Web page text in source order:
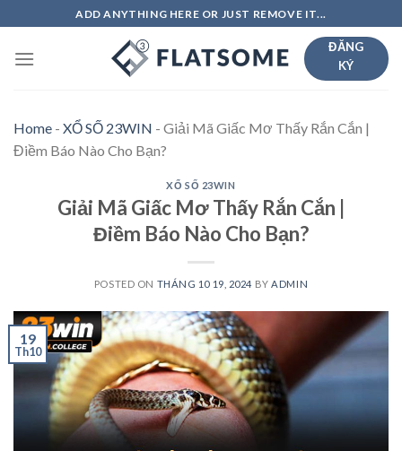
to
content
ADD ANYTHING HERE OR JUST REMOVE IT...
ĐĂNG
KÝ
Home - XỔ SỐ 23WIN - Giải Mã Giấc Mơ Thấy Rắn Cắn |
Điềm Báo Nào Cho Bạn?
XỔ SỐ 23WIN
Giải Mã Giấc Mơ Thấy Rắn Cắn |
Điềm Báo Nào Cho Bạn?
POSTED ON THÁNG 10 19, 2024 BYADMIN
19
Th10